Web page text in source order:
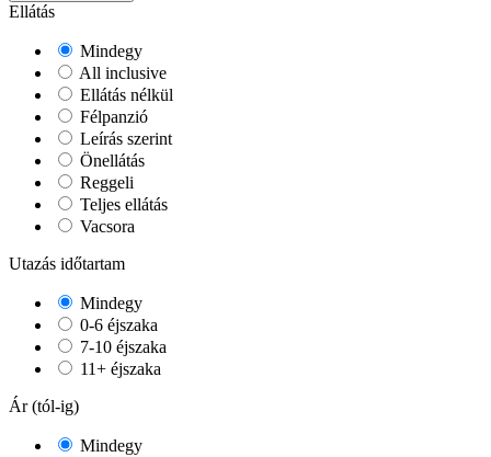
Ellátás
Mindegy
All inclusive
Ellátás nélkül
Félpanzió
Leírás szerint
Önellátás
Reggeli
Teljes ellátás
Vacsora
Utazás időtartam
Mindegy
0-6 éjszaka
7-10 éjszaka
11+ éjszaka
Ár (tól-ig)
Mindegy